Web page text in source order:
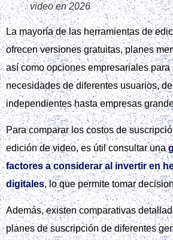
video en 2026
La mayoría de las herramientas de
ofrecen versiones gratuitas, planes
así como opciones empresariales para
necesidades de diferentes usuarios,
independientes hasta empresas
Para comparar los costos de
edición de video, es útil consultar una
factores a considerar al invertir en
digitales, lo que permite tomar
Además, existen comparativas
planes de suscripción de diferentes